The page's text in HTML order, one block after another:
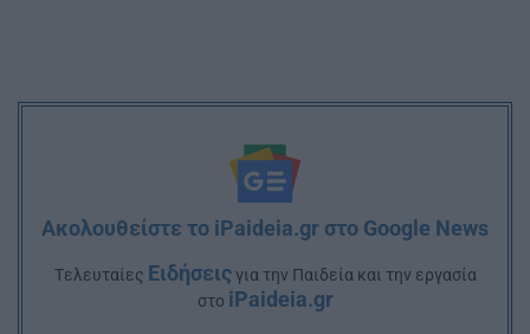
Ακολουθείστε το iPaideia.gr στο Google News
Tελευταίες Ειδήσειςγια την Παιδεία και την εργασία
στο iPaideia.gr